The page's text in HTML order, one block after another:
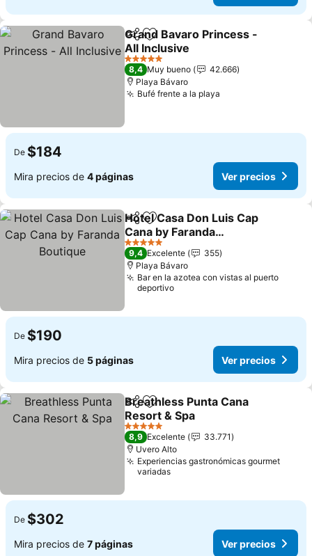
CompartirAgregar a favoritos
Grand Bavaro Princess -
All Inclusive
Ver precios
5 Estrellas
8,4 Muy bueno
42.666
Playa Bávaro
Bufé frente a la playa
De $184
Mira precios de 4 páginas Ver precios
CompartirAgregar a favoritos
Hotel Casa Don Luis Cap
Cana by Faranda
Boutique
Ver precios
5 Estrellas
9,4 Excelente
355
Playa Bávaro
Bar en la azotea con vistas al puerto
deportivo
De $190
Mira precios de 5 páginas Ver precios
CompartirAgregar a favoritos
Breathless Punta Cana
Resort & Spa
Ver precios
5 Estrellas
8,9 Excelente
33.771
Uvero Alto
Experiencias gastronómicas gourmet
variadas
De $302
Mira precios de 7 páginas Ver precios